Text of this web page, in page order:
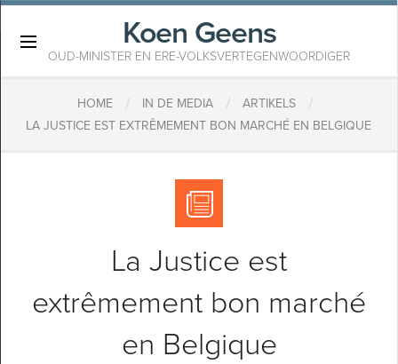
Koen Geens
OUD-MINISTER EN ERE-VOLKSVERTEGENWOORDIGER
HOME / IN DE MEDIA / ARTIKELS /
LA JUSTICE EST EXTRÊMEMENT BON MARCHÉ EN BELGIQUE
La Justice est
extrêmement bon marché
en Belgique